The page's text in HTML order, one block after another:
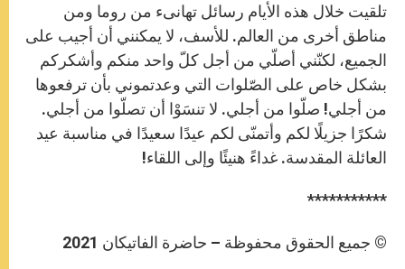
تلقيت خلال هذه الأيام رسائل تهانىء من روما ومن
مناطق أخرى من العالم. للأسف، لا يمكنني أن أجيب على
الجميع، لكنّني أصلّي من أجل كلّ واحد منكم وأشكركم
بشكل خاص على الصّلوات التي وعدتموني بأن ترفعوها
من أجلي! صلّوا من أجلي. لا تنسَوْا أن تصلّوا من أجلي.
شكرًا جزيلًا لكم وأتمنّى لكم عيدًا سعيدًا في مناسبة عيد
العائلة المقدسة. غداءً هنيئًا وإلى اللقاء!
***********
© جميع الحقوق محفوظة – حاضرة الفاتيكان 2021